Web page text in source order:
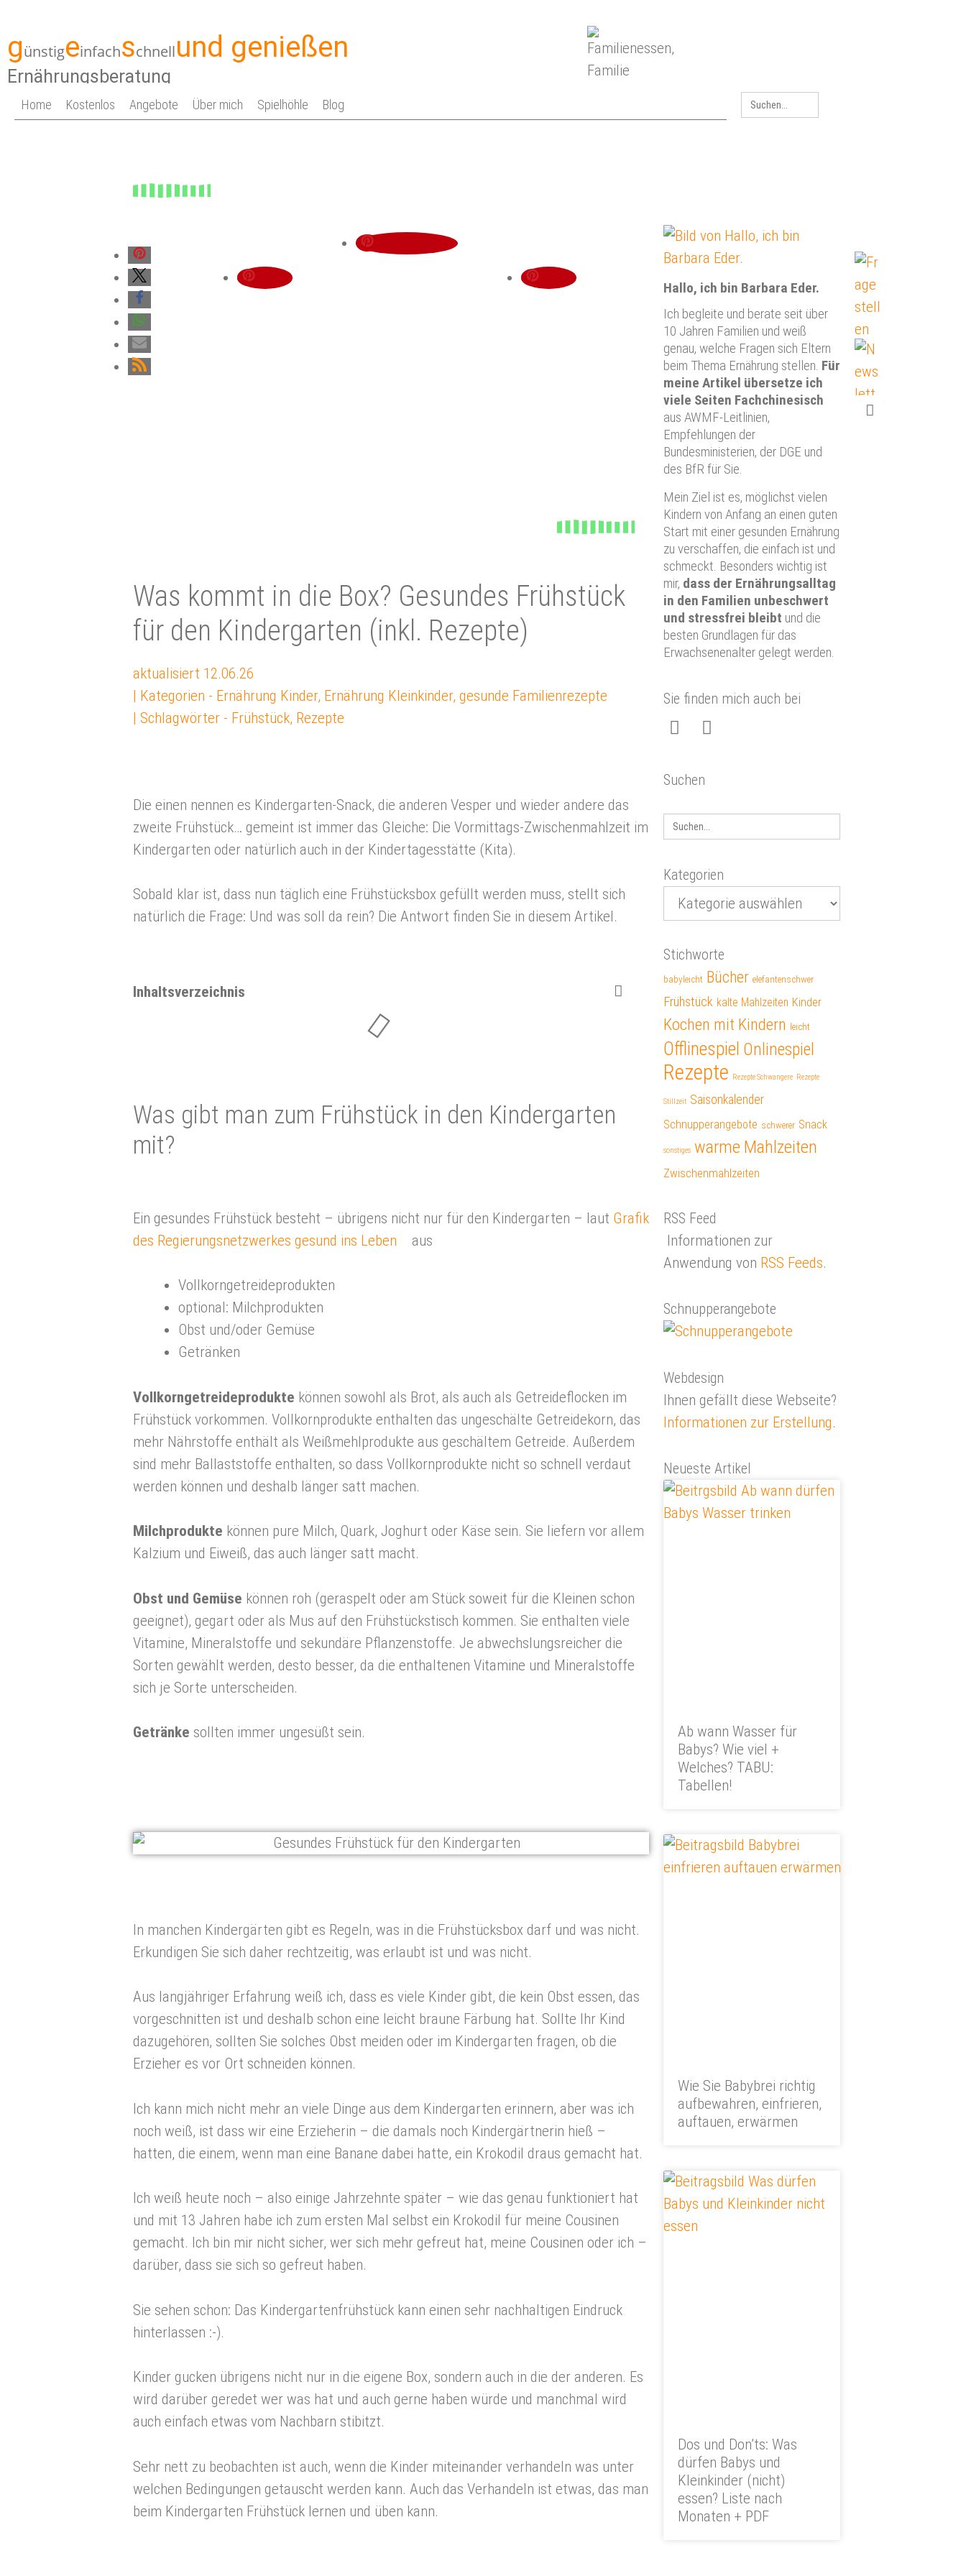
günstigeinfachschnellund genießen
Ernährungsberatung
Link zu Home
Home Kostenlos Angebote Über mich Spielhöhle Blog
Search
for:
Was kommt in die Box? Gesundes Frühstück
für den Kindergarten (inkl. Rezepte)
aktualisiert 12.06.26
| Kategorien - Ernährung Kinder, Ernährung Kleinkinder, gesunde Familienrezepte
| Schlagwörter - Frühstück, Rezepte
Die einen nennen es Kindergarten-Snack, die anderen Vesper und wieder andere das
zweite Frühstück… gemeint ist immer das Gleiche: Die Vormittags-Zwischenmahlzeit im
Kindergarten oder natürlich auch in der Kindertagesstätte (Kita).
Sobald klar ist, dass nun täglich eine Frühstücksbox gefüllt werden muss, stellt sich
natürlich die Frage: Und was soll da rein? Die Antwort finden Sie in diesem Artikel.
Inhaltsverzeichnis
Was gibt man zum Früh­stück in den Kin­der­gar­ten
mit?
Ein gesundes Frühstück besteht – übrigens nicht nur für den Kindergarten – laut Grafik
des Regierungsnetzwerkes gesund ins Leben
aus
Vollkorngetreideprodukten
optional: Milchprodukten
Obst und/oder Gemüse
Getränken
Vollkorngetreideprodukte können sowohl als Brot, als auch als Getreideflocken im
Frühstück vorkommen. Vollkornprodukte enthalten das ungeschälte Getreidekorn, das
mehr Nährstoffe enthält als Weißmehlprodukte aus geschältem Getreide. Außerdem
sind mehr Ballaststoffe enthalten, so dass Vollkornprodukte nicht so schnell verdaut
werden können und deshalb länger satt machen.
Milchprodukte können pure Milch, Quark, Joghurt oder Käse sein. Sie liefern vor allem
Kalzium und Eiweiß, das auch länger satt macht.
Obst und Gemüse können roh (geraspelt oder am Stück soweit für die Kleinen schon
geeignet), gegart oder als Mus auf den Frühstückstisch kommen. Sie enthalten viele
Vitamine, Mineralstoffe und sekundäre Pflanzenstoffe. Je abwechslungsreicher die
Sorten gewählt werden, desto besser, da die enthaltenen Vitamine und Mineralstoffe
sich je Sorte unterscheiden.
Getränke sollten immer ungesüßt sein.
In manchen Kindergärten gibt es Regeln, was in die Frühstücksbox darf und was nicht.
Erkundigen Sie sich daher rechtzeitig, was erlaubt ist und was nicht.
Aus langjähriger Erfahrung weiß ich, dass es viele Kinder gibt, die kein Obst essen, das
vorgeschnitten ist und deshalb schon eine leicht braune Färbung hat. Sollte Ihr Kind
dazugehören, sollten Sie solches Obst meiden oder im Kindergarten fragen, ob die
Erzieher es vor Ort schneiden können.
Ich kann mich nicht mehr an viele Dinge aus dem Kindergarten erinnern, aber was ich
noch weiß, ist dass wir eine Erzieherin – die damals noch Kindergärtnerin hieß –
hatten, die einem, wenn man eine Banane dabei hatte, ein Krokodil draus gemacht hat.
Ich weiß heute noch – also einige Jahrzehnte später – wie das genau funktioniert hat
und mit 13 Jahren habe ich zum ersten Mal selbst ein Krokodil für meine Cousinen
gemacht. Ich bin mir nicht sicher, wer sich mehr gefreut hat, meine Cousinen oder ich –
darüber, dass sie sich so gefreut haben.
Sie sehen schon: Das Kindergartenfrühstück kann einen sehr nachhaltigen Eindruck
hinterlassen :-).
Kinder gucken übrigens nicht nur in die eigene Box, sondern auch in die der anderen. Es
wird darüber geredet wer was hat und auch gerne haben würde und manchmal wird
auch einfach etwas vom Nachbarn stibitzt.
Sehr nett zu beobachten ist auch, wenn die Kinder miteinander verhandeln was unter
welchen Bedingungen getauscht werden kann. Auch das Verhandeln ist etwas, das man
beim Kindergarten Frühstück lernen und üben kann.
Hallo, ich bin Barbara Eder.
Ich begleite und berate seit über
10 Jahren Familien und weiß
genau, welche Fragen sich Eltern
beim Thema Ernährung stellen. Für
meine Artikel übersetze ich
viele Seiten Fachchinesisch
aus AWMF-Leitlinien,
Empfehlungen der
Bundesministerien, der DGE und
des BfR für Sie.
Mein Ziel ist es, möglichst vielen
Kindern von Anfang an einen guten
Start mit einer gesunden Ernährung
zu verschaffen, die einfach ist und
schmeckt. Besonders wichtig ist
mir, dass der Ernährungsalltag
in den Familien unbeschwert
und stressfrei bleibt und die
besten Grundlagen für das
Erwachsenenalter gelegt werden.
Sie finden mich auch bei
Suchen
Search
for:
Kategorien
Stichworte
babyleicht Bücher elefantenschwer
Frühstück kalte Mahlzeiten Kinder
Kochen mit Kindern leicht
Offlinespiel Onlinespiel
Rezepte Rezepte Schwangere Rezepte
Stillzeit Saisonkalender
Schnupperangebote schwerer Snack
sonstiges warme Mahlzeiten
Zwischenmahlzeiten
RSS Feed
Informationen zur
Anwendung von RSS Feeds.
Schnupperangebote
Webdesign
Ihnen gefällt diese Webseite?
Informationen zur Erstellung.
Neueste Artikel
Ab wann Wasser für
Babys? Wie viel +
Welches? TABU:
Tabellen!
Wie Sie Babybrei richtig
aufbewahren, einfrieren,
auftauen, erwärmen
Dos und Don’ts: Was
dürfen Babys und
Kleinkinder (nicht)
essen? Liste nach
Monaten + PDF